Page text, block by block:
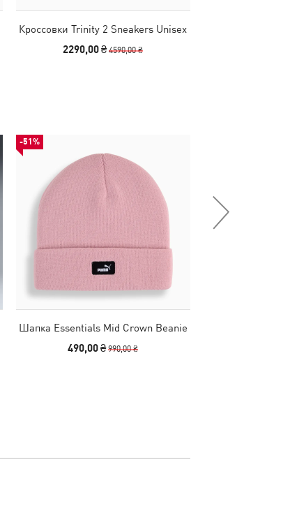
Кроссовки Trinity 2 Sneakers Unisex
2290,00 ₴4590,00 ₴
-51%
Шапка Essentials Mid Crown Beanie
490,00 ₴990,00 ₴